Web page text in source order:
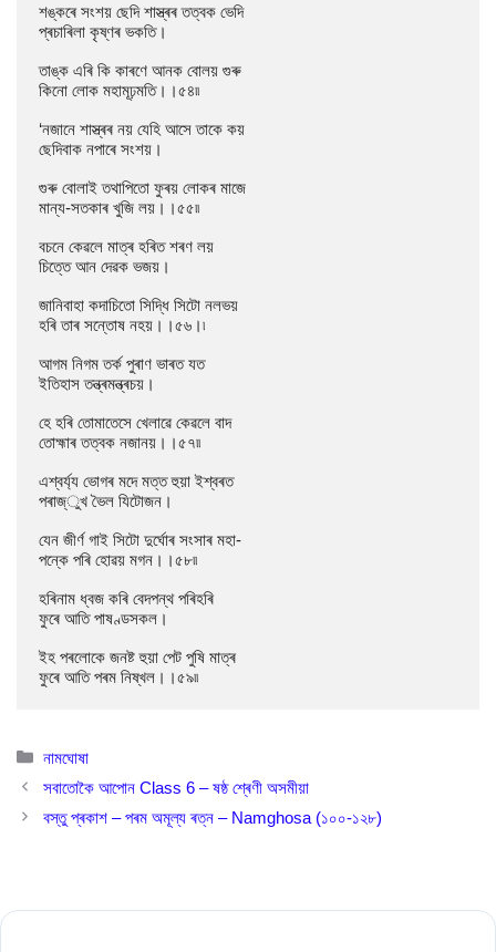
শঙ্কৰে সংশয় ছেদি শাস্ত্ৰৰ তত্বক ভেদি
প্ৰচাৰিলা কৃষ্ণৰ ভকতি।
তাঙ্ক এৰি কি কাৰণে আনক বোলয় গুৰু
কিনো লোক মহামূঢ়মতি।।৫৪৷৷
‘নজানে শাস্ত্ৰৰ নয় যেহি আসে তাকে কয়
ছেদিবাক নপাৰে সংশয়।
গুৰু বোলাই তথাপিতো ফুৰয় লোকৰ মাজে
মান্য-সতকাৰ খুজি লয়।।৫৫৷৷
বচনে কেৱলে মাত্ৰ হৰিত শৰণ লয়
চিত্তে আন দেৱক ভজয়।
জানিবাহা কদাচিতো সিদ্ধি সিটো নলভয়
হৰি তাৰ সন্তোষ নহয়।।৫৬।৷
আগম নিগম তৰ্ক পুৰাণ ভাৰত যত
ইতিহাস তন্ত্ৰমন্ত্ৰচয়।
হে হৰি তোমাতেসে খেলাৱে কেৱলে বাদ
তোহ্মাৰ তত্বক নজানয়।।৫৭৷৷
এশ্বৰ্য্য ভোগৰ মদে মত্ত হুয়া ইশ্বৰত
পৰাজ্ুখ ভৈল যিটোজন।
যেন জীৰ্ণ গাই সিটো দুৰ্ঘোৰ সংসাৰ মহা-
পন্কে পৰি হোৱয় মগন।।৫৮৷৷
হৰিনাম ধ্বজ কৰি বেদপন্থ পৰিহৰি
ফুৰে আতি পাষণ্ডসকল।
ইহ পৰলোকে জনষ্ট হুয়া পেট পুষি মাত্ৰ
ফুৰে আতি পৰম নিষ্খল।।৫৯৷৷
Categories
নামঘোষা
সবাতোকৈ আপোন Class 6 – ষষ্ঠ শ্ৰেণী অসমীয়া
বস্তু প্ৰকাশ – পৰম অমূল্য ৰত্ন – Namghosa (১০০-১২৮)